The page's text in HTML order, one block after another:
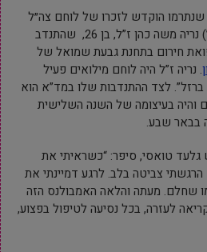
הוקדש לזכרו שללוחם צה״ל
נריה משה כהן ז”ל
, בן 26, שהתנדב
חירום בתחנת גבעת שמואל של
. נריה ז”ל היה לוחם מילואים פעיל
לצד ההתנדבות שלו במד”א הוא
בעיצומה של השנה השלישית
בבאר שבע.
טואסי, סיפר: “כשראיתי את
צביטה בלב. לרגע דמיינתי את
שחלם. מעתה והלאה האמבולנס הזה
לעזרה, בכל נסיעה לטיפול בפצוע,